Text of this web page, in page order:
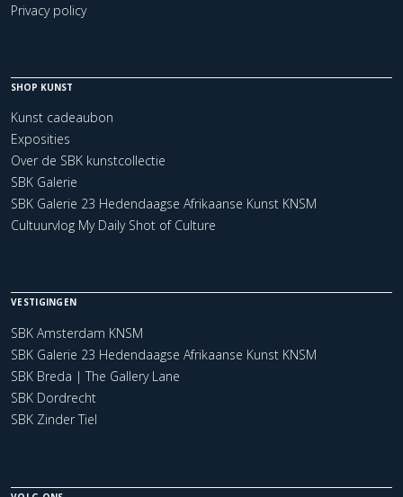
Privacy policy
SHOP KUNST
Kunst cadeaubon
Exposities
Over de SBK kunstcollectie
SBK Galerie
SBK Galerie 23 Hedendaagse Afrikaanse Kunst KNSM
Cultuurvlog My Daily Shot of Culture
VESTIGINGEN
SBK Amsterdam KNSM
SBK Galerie 23 Hedendaagse Afrikaanse Kunst KNSM
SBK Breda | The Gallery Lane
SBK Dordrecht
SBK Zinder Tiel